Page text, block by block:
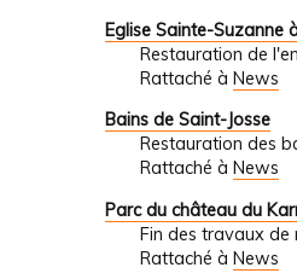
Eglise Sainte-Suzanne
Restauration de
Rattaché à News
Bains de Saint-Josse
Restauration des
Rattaché à News
Parc du château du
Fin des travaux de
Rattaché à News